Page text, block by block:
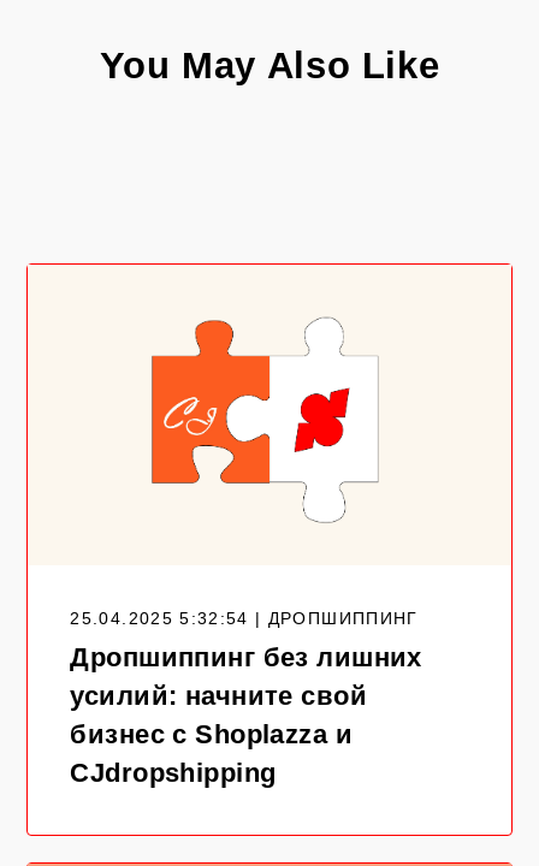
You May Also Like
25.04.2025 5:32:54 | ДРОПШИППИНГ
Дропшиппинг без лишних
усилий: начните свой
бизнес с Shoplazza и
CJdropshipping